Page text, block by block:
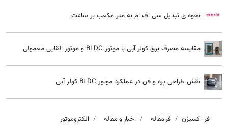
نحوه ی تبدیل سی اف ام به متر مکعب بر ساعت
مقایسه مصرف برق کولر آبی با موتور BLDC و موتور القایی معمولی
نقش طراحی پره و فن در عملکرد موتور BLDC کولر آبی
فرا اکسیژن فرامقاله اخبار و مقاله الکتروموتور